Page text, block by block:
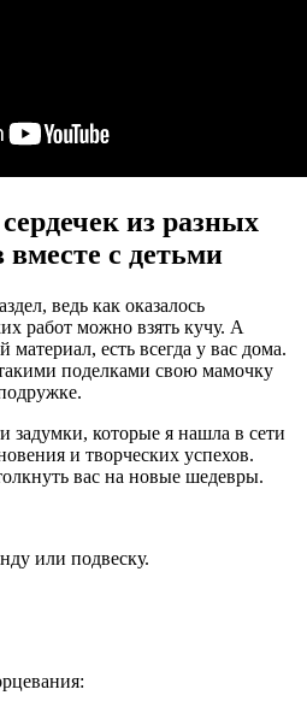
из разных
вместе с детьми
ведь как оказалось
работ можно взять кучу. А
материал, есть всегда у вас дома.
поделками свою мамочку
задумки, которые я нашла в сети
и творческих успехов.
вас на новые шедевры.
или подвеску.